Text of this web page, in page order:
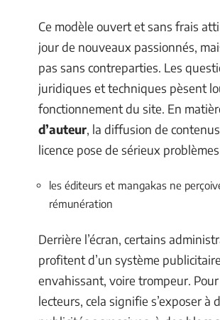
Ce modèle ouvert et sans frais
jour de nouveaux passionnés,
pas sans contreparties. Les
juridiques et techniques pèsent
fonctionnement du site. En
d’auteur, la diffusion de
licence pose de sérieux
les éditeurs et mangakas ne
rémunération
Derrière l’écran, certains
profitent d’un système
envahissant, voire trompeur. Pour
lecteurs, cela signifie s’exposer à